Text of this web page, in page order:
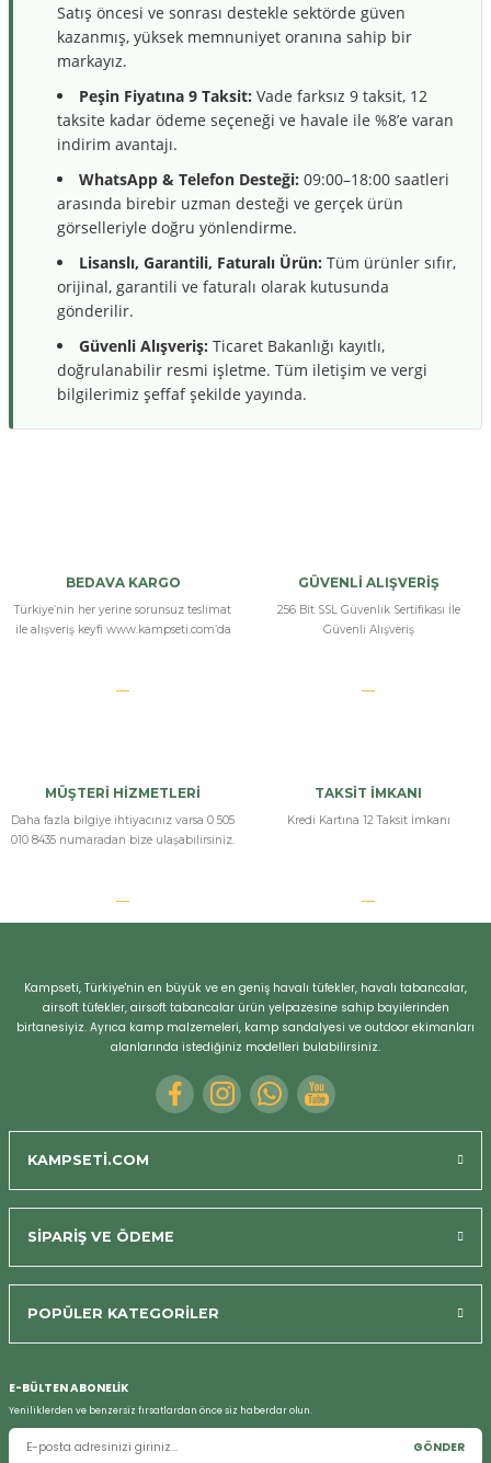
Satış öncesi ve sonrası destekle sektörde güven
kazanmış, yüksek memnuniyet oranına sahip bir
markayız.
Peşin Fiyatına 9 Taksit: Vade farksız 9 taksit, 12
taksite kadar ödeme seçeneği ve havale ile %8’e varan
indirim avantajı.
WhatsApp & Telefon Desteği: 09:00–18:00 saatleri
arasında birebir uzman desteği ve gerçek ürün
görselleriyle doğru yönlendirme.
Lisanslı, Garantili, Faturalı Ürün: Tüm ürünler sıfır,
orijinal, garantili ve faturalı olarak kutusunda
gönderilir.
Güvenli Alışveriş: Ticaret Bakanlığı kayıtlı,
doğrulanabilir resmi işletme. Tüm iletişim ve vergi
bilgilerimiz şeffaf şekilde yayında.
BEDAVA KARGO
Türkiye’nin her yerine sorunsuz teslimat
ile alışveriş keyfi www.kampseti.com’da
GÜVENLİ ALIŞVERİŞ
256 Bit SSL Güvenlik Sertifikası İle
Güvenli Alışveriş
MÜŞTERİ HİZMETLERİ
Daha fazla bilgiye ihtiyacınız varsa 0 505
010 8435 numaradan bize ulaşabilirsiniz.
TAKSİT İMKANI
Kredi Kartına 12 Taksit İmkanı
Kampseti, Türkiye'nin en büyük ve en geniş havalı tüfekler, havalı tabancalar,
airsoft tüfekler, airsoft tabancalar ürün yelpazesine sahip bayilerinden
birtanesiyiz. Ayrıca kamp malzemeleri, kamp sandalyesi ve outdoor ekimanları
alanlarında istediğiniz modelleri bulabilirsiniz.
KAMPSETİ.COM
SİPARİŞ VE ÖDEME
POPÜLER KATEGORİLER
E-BÜLTEN ABONELİK
Yeniliklerden ve benzersiz fırsatlardan önce siz haberdar olun.
GÖNDER
Bizi Arayın